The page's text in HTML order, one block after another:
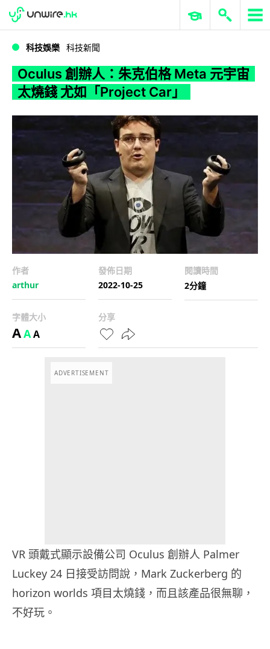
WWDC 2026 ERP 與商業 AI
科技娛樂 科技新聞
Oculus 創辦人：朱克伯格 Meta 元宇宙
太燒錢 尤如「Project Car」
作者
arthur
發佈日期
2022-10-25
閱讀時間
2分鐘
字體大小
AAA
分享
ADVERTISEMENT
VR 頭戴式顯示設備公司 Oculus 創辦人 Palmer
Luckey 24 日接受訪問說，Mark Zuckerberg 的
horizon worlds 項目太燒錢，而且該產品很無聊，
不好玩。